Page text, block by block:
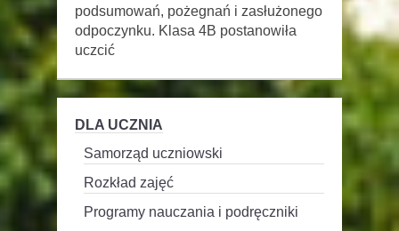
podsumowań, pożegnań i zasłużonego
odpoczynku. Klasa 4B postanowiła
uczcić
DLA UCZNIA
Samorząd uczniowski
Rozkład zajęć
Programy nauczania i podręczniki